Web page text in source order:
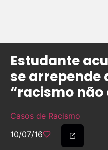
Estudante
se arrepende
“racismo não
Casos de Racismo
10/07/16